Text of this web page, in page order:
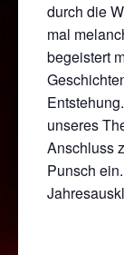
durch die
mal
begeistert
unseres
Anschluss
Punsch